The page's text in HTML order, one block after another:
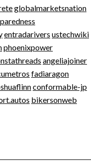
globalmarketsnation
entradarivers ustechwiki
phoenixpower
angeliajoiner
fadiaragon
conformable-jp
bikersonweb